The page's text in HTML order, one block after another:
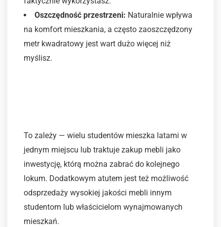
Oszczędność przestrzeni: Naturalnie wpływa
na komfort mieszkania, a często zaoszczędzony
metr kwadratowy jest wart dużo więcej niż
myślisz.
To zależy — wielu studentów mieszka latami w
jednym miejscu lub traktuje zakup mebli jako
inwestycję, którą można zabrać do kolejnego
lokum. Dodatkowym atutem jest też możliwość
odsprzedaży wysokiej jakości mebli innym
studentom lub właścicielom wynajmowanych
mieszkań.